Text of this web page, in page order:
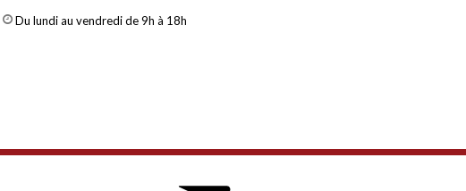
Du lundi au vendredi de 9h à 18h